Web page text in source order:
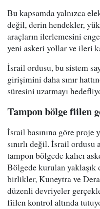
Bu kapsamda yalnızca
değil, derin hendekler,
araçların ilerlemesini
yeni askeri yollar ve ileri
İsrail ordusu, bu sistem
girişimini daha sınır
süresini uzatmayı
Tampon bölge fiilen
İsrail basınına göre proje
sınırlı değil. İsrail ordusu
tampon bölgede kalıcı
Bölgede kurulan yaklaşık
birlikler, Kuneytra ve Dera
düzenli devriyeler
fiilen kontrol altında